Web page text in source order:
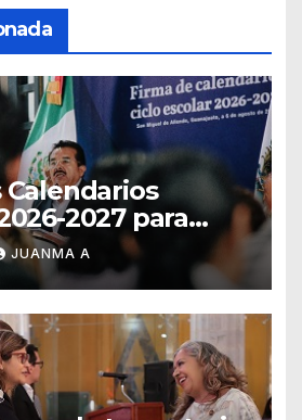
Calendarios
2027 para
JUANMA A